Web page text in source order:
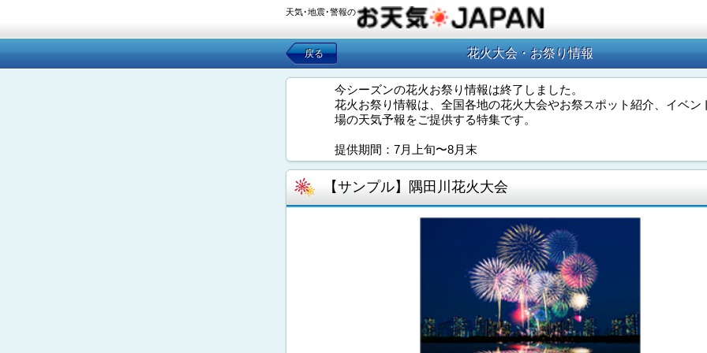
天気･地震･警報の
戻る 花火大会・お祭り情報
今シーズンの花火お祭り情報は終了しました。
花火お祭り情報は、全国各地の花火大会やお祭スポット紹介、イベン
場の天気予報をご提供する特集です。
提供期間：7月上旬〜8月末
【サンプル】隅田川花火大会